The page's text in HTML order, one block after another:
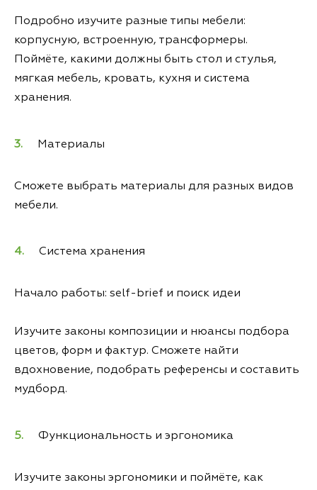
Подробно изучите разные типы мебели:
корпусную, встроенную, трансформеры.
Поймёте, какими должны быть стол и стулья,
мягкая мебель, кровать, кухня и система
хранения.
Материалы
Сможете выбрать материалы для разных видов
мебели.
Система хранения
Начало работы: self-brief и поиск идеи
Изучите законы композиции и нюансы подбора
цветов, форм и фактур. Сможете найти
вдохновение, подобрать референсы и составить
мудборд.
Функциональность и эргономика
Изучите законы эргономики и поймёте, как